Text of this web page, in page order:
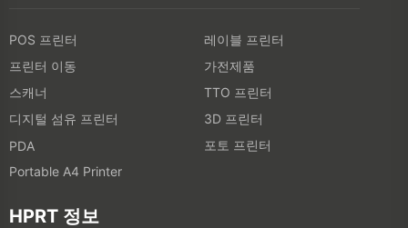
POS 프린터
레이블 프린터
프린터 이동
가전제품
스캐너
TTO 프린터
디지털 섬유 프린터
3D 프린터
PDA
포토 프린터
Portable A4 Printer
HPRT 정보